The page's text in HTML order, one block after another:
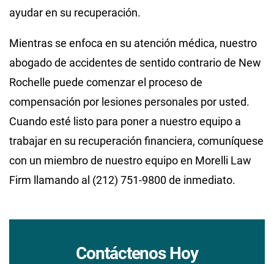
ayudar en su recuperación.
Mientras se enfoca en su atención médica, nuestro
abogado de accidentes de sentido contrario de New
Rochelle puede comenzar el proceso de
compensación por lesiones personales por usted.
Cuando esté listo para poner a nuestro equipo a
trabajar en su recuperación financiera, comuníquese
con un miembro de nuestro equipo en Morelli Law
Firm llamando al (212) 751-9800 de inmediato.
Contáctenos Hoy